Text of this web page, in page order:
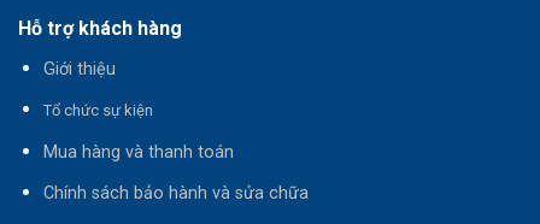
Hỗ trợ khách hàng
Giới thiệu
Tổ chức sự kiện
Mua hàng và thanh toán
Chính sách bảo hành và sửa chữa